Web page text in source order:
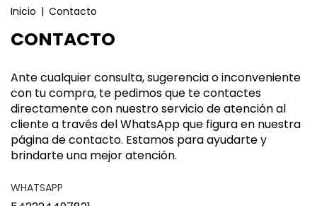
Inicio | Contacto
CONTACTO
Ante cualquier consulta, sugerencia o inconveniente
con tu compra, te pedimos que te contactes
directamente con nuestro servicio de atención al
cliente a través del WhatsApp que figura en nuestra
página de contacto. Estamos para ayudarte y
brindarte una mejor atención.
WHATSAPP